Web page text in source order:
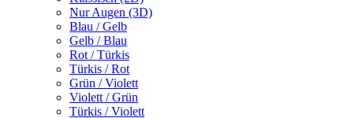
Nur Augen (3D)
Blau / Gelb
Gelb / Blau
Rot / Türkis
Türkis / Rot
Grün / Violett
Violett / Grün
Türkis / Violett